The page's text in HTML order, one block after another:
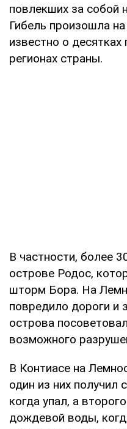
повлекших за собой
Гибель произошла
известно о
регионах страны.
В частности, более
острове Родос,
шторм Бора. На
повредило дороги и
острова
возможного
В Контиасе на
один из них получил
когда упал, а
дождевой воды,